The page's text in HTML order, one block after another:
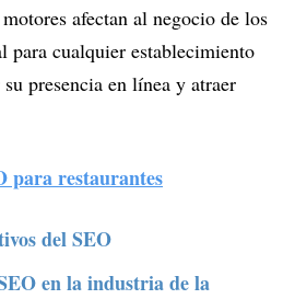
afectan al negocio de los
para cualquier establecimiento
presencia en línea y atraer
para restaurantes
del SEO
en la industria de la